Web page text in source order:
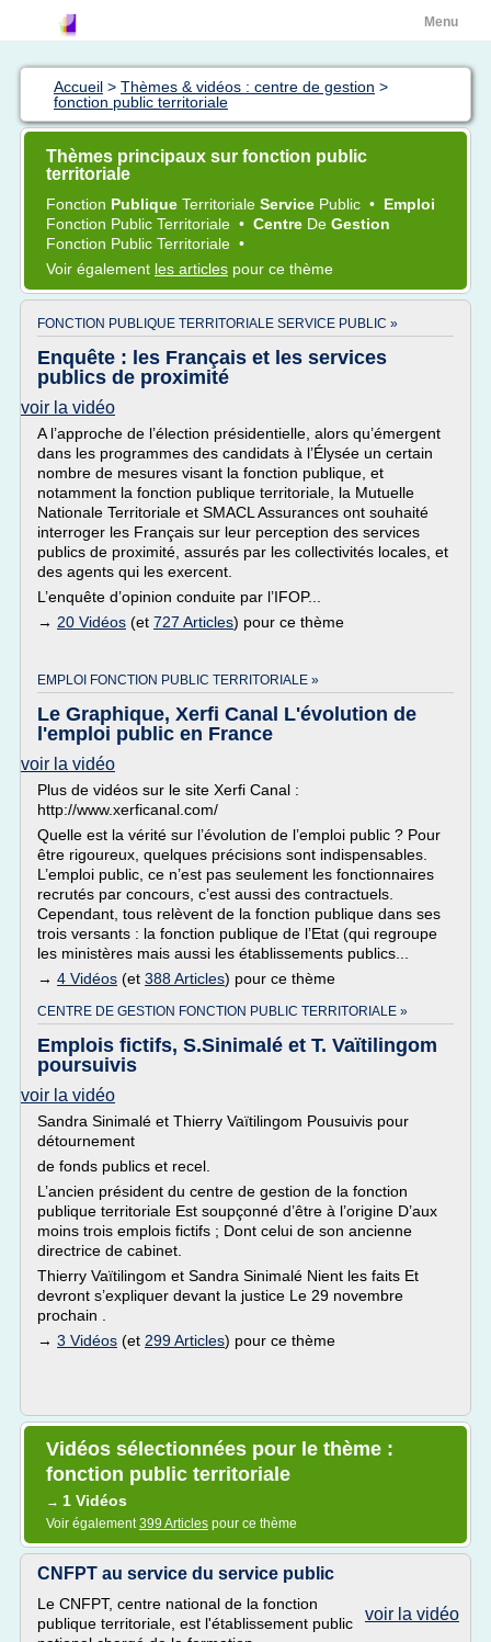
Menu
Accueil > Thèmes & vidéos : centre de gestion >
fonction public territoriale
Thèmes principaux sur fonction public
territoriale
Fonction Publique Territoriale Service Public • Emploi
Fonction Public Territoriale • Centre De Gestion
Fonction Public Territoriale •
Voir également les articles pour ce thème
FONCTION PUBLIQUE TERRITORIALE SERVICE PUBLIC »
Enquête : les Français et les services
publics de proximité
voir la vidéo
A l’approche de l’élection présidentielle, alors qu’émergent
dans les programmes des candidats à l’Élysée un certain
nombre de mesures visant la fonction publique, et
notamment la fonction publique territoriale, la Mutuelle
Nationale Territoriale et SMACL Assurances ont souhaité
interroger les Français sur leur perception des services
publics de proximité, assurés par les collectivités locales, et
des agents qui les exercent.
L’enquête d’opinion conduite par l’IFOP...
→ 20 Vidéos (et 727 Articles) pour ce thème
EMPLOI FONCTION PUBLIC TERRITORIALE »
Le Graphique, Xerfi Canal L'évolution de
l'emploi public en France
voir la vidéo
Plus de vidéos sur le site Xerfi Canal :
http://www.xerficanal.com/
Quelle est la vérité sur l’évolution de l’emploi public ? Pour
être rigoureux, quelques précisions sont indispensables.
L’emploi public, ce n’est pas seulement les fonctionnaires
recrutés par concours, c’est aussi des contractuels.
Cependant, tous relèvent de la fonction publique dans ses
trois versants : la fonction publique de l’Etat (qui regroupe
les ministères mais aussi les établissements publics...
→ 4 Vidéos (et 388 Articles) pour ce thème
CENTRE DE GESTION FONCTION PUBLIC TERRITORIALE »
Emplois fictifs, S.Sinimalé et T. Vaïtilingom
poursuivis
voir la vidéo
Sandra Sinimalé et Thierry Vaïtilingom Pousuivis pour
détournement
de fonds publics et recel.
L’ancien président du centre de gestion de la fonction
publique territoriale Est soupçonné d’être à l’origine D’aux
moins trois emplois fictifs ; Dont celui de son ancienne
directrice de cabinet.
Thierry Vaïtilingom et Sandra Sinimalé Nient les faits Et
devront s’expliquer devant la justice Le 29 novembre
prochain .
→ 3 Vidéos (et 299 Articles) pour ce thème
Vidéos sélectionnées pour le thème :
fonction public territoriale
→ 1 Vidéos
Voir également399 Articles pour ce thème
CNFPT au service du service public
voir la vidéo
Le CNFPT, centre national de la fonction
publique territoriale, est l'établissement public